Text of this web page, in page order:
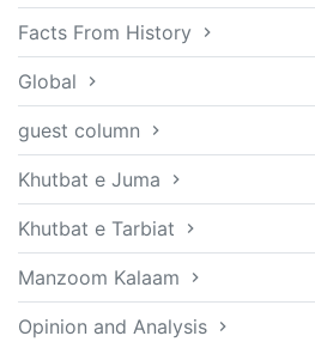
Facts From History
Global
guest column
Khutbat e Juma
Khutbat e Tarbiat
Manzoom Kalaam
Opinion and Analysis